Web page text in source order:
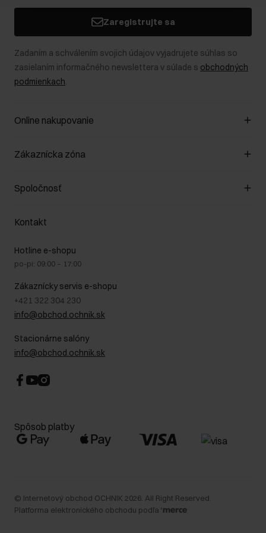
Zaregistrujte sa
Zadaním a schválením svojich údajov vyjadrujete súhlas so
zasielaním informačného newslettera v súlade s obchodných
podmienkach.
Online nakupovanie
Spravovať súbory cookie
Spôsob platby
Vrátenie
Zákaznícka zóna
Zákazníky klub
Pravidlá propagácie
Starostlivosť o kožu
Bezpečné nakupovanie
Blog
Najčastejšie kladené otázky (FAQ)
Spoločnosť
O nás
GDPR - Zásady ochrany osobných údajov
Právne informácie
Kontakt
Hotline e-shopu
po-pi: 09:00 – 17:00
Zákaznícky servis e-shopu
+421 322 304 230
info@obchod.ochnik.sk
Stacionárne salóny
info@obchod.ochnik.sk
Spôsob platby
© Internetový obchod OCHNIK 2026 . All Right Reserved.
Platforma elektronického obchodu podľa